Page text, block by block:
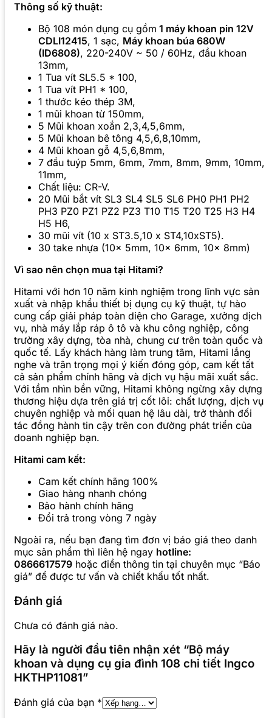
Thông số kỹ thuật:
Bộ 108 món dụng cụ gồm 1 máy khoan pin 12V
CDLI12415, 1 sạc, Máy khoan búa 680W
(ID6808), 220-240V ~ 50 / 60Hz, đầu khoan
13mm,
1 Tua vít SL5.5 * 100,
1 Tua vít PH1 * 100,
1 thước kéo thép 3M,
1 mũi khoan từ 150mm,
5 Mũi khoan xoắn 2,3,4,5,6mm,
5 Mũi khoan bê tông 4,5,6,8,10mm,
4 Mũi khoan gỗ 4,5,6,8mm,
7 đầu tuýp 5mm, 6mm, 7mm, 8mm, 9mm, 10mm,
11mm,
Chất liệu: CR-V.
20 Mũi bắt vít SL3 SL4 SL5 SL6 PH0 PH1 PH2
PH3 PZ0 PZ1 PZ2 PZ3 T10 T15 T20 T25 H3 H4
H5 H6,
30 mũi vít (10 x ST3.5,10 x ST4,10xST5).
30 take nhựa (10x 5mm, 10x 6mm, 10x 8mm)
Vì sao nên chọn mua tại Hitami?
Hitami với hơn 10 năm kinh nghiệm trong lĩnh vực sản
xuất và nhập khẩu thiết bị dụng cụ kỹ thuật, tự hào
cung cấp giải pháp toàn diện cho Garage, xưởng dịch
vụ, nhà máy lắp ráp ô tô và khu công nghiệp, công
trường xây dựng, tòa nhà, chung cư trên toàn quốc và
quốc tế. Lấy khách hàng làm trung tâm, Hitami lắng
nghe và trân trọng mọi ý kiến đóng góp, cam kết tất
cả sản phẩm chính hãng và dịch vụ hậu mãi xuất sắc.
Với tầm nhìn bền vững, Hitami không ngừng xây dựng
thương hiệu dựa trên giá trị cốt lõi: chất lượng, dịch vụ
chuyên nghiệp và mối quan hệ lâu dài, trở thành đối
tác đồng hành tin cậy trên con đường phát triển của
doanh nghiệp bạn.
Hitami cam kết:
Cam kết chính hãng 100%
Giao hàng nhanh chóng
Bảo hành chính hãng
Đổi trả trong vòng 7 ngày
Ngoài ra, nếu bạn đang tìm đơn vị báo giá theo danh
mục sản phẩm thì liên hệ ngay hotline:
0866617579 hoặc điền thông tin tại chuyên mục “Báo
giá” để được tư vấn và chiết khấu tốt nhất.
Đánh giá
Chưa có đánh giá nào.
Hãy là người đầu tiên nhận xét “Bộ máy
khoan và dụng cụ gia đình 108 chi tiết Ingco
HKTHP11081”
Đánh giá của bạn *